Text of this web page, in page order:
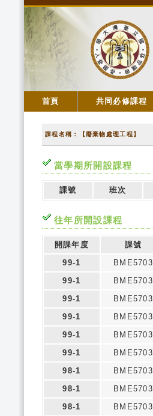
首頁 共同必修課程
課程名稱：【廢棄物處理工程】
當學期所開設課程
課號 班次
往年所開設課程
開課年度 課號
99-1
BME5703
99-1
BME5703
99-1
BME5703
99-1
BME5703
99-1
BME5703
99-1
BME5703
98-1
BME5703
98-1
BME5703
98-1
BME5703